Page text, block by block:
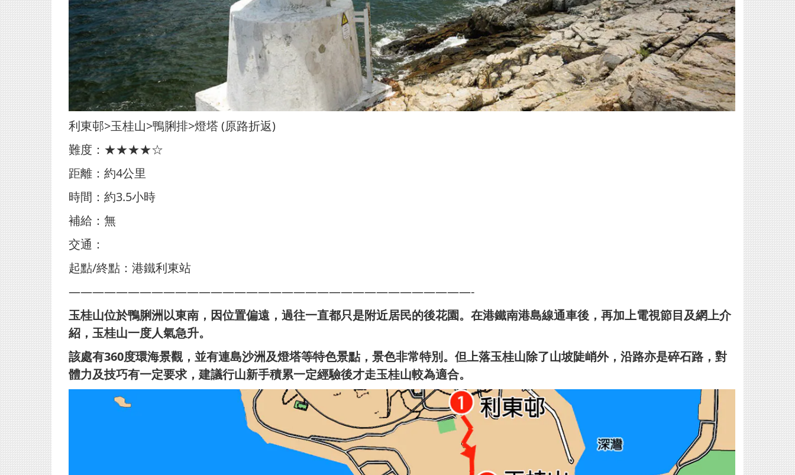
利東邨>玉桂山>鴨脷排>燈塔 (原路折返)
難度：★★★★☆
距離：約4公里
時間：約3.5小時
補給：無
交通：
起點/終點：港鐵利東站
——————————————————————————————————-
玉桂山位於鴨脷洲以東南，因位置偏遠，過往一直都只是附近居民的後花園。在港鐵南港島線通車後，再加上電視節目及網上介
紹，玉桂山一度人氣急升。
該處有360度環海景觀，並有連島沙洲及燈塔等特色景點，景色非常特別。但上落玉桂山除了山坡陡峭外，沿路亦是碎石路，對
體力及技巧有一定要求， 建議行山新手積累一定經驗後才走玉桂山較為適合。